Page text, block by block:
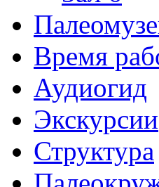
Время
Аудиогид
Экскурсии
Структура